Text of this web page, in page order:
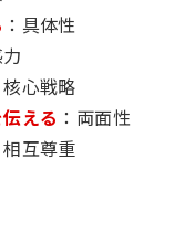
：具体性
核心戦略
える ：両面性
相互尊重